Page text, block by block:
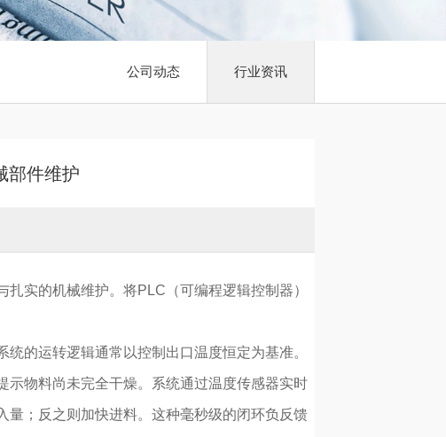
公司动态 行业资讯
部件维护
实的机械维护。将PLC（可编程逻辑控制器）
的运转逻辑通常以控制出口温度恒定为基准。
示物料尚未完全干燥。系统通过温度传感器实时
；反之则加快进料。这种毫秒级的闭环负反馈